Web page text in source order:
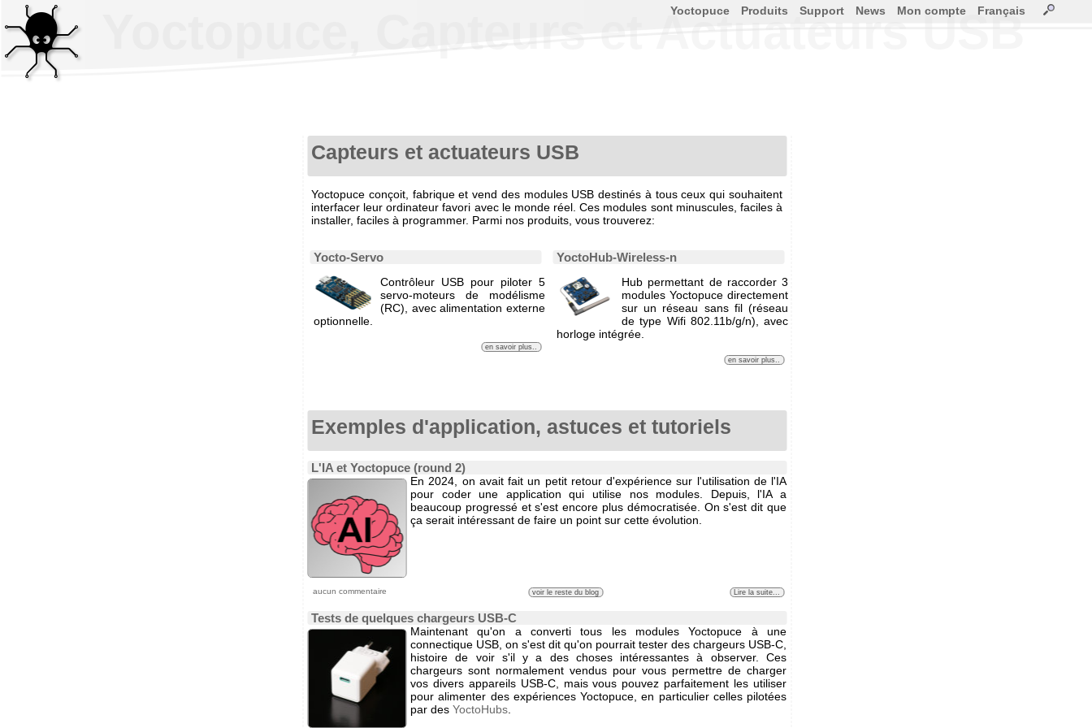
Yoctopuce, Capteurs et Actuateurs USB
Capteurs et actuateurs USB
Yoctopuce conçoit, fabrique et vend des modules USB destinés à tous ceux qui souhaitent
interfacer leur ordinateur favori avec le monde réel. Ces modules sont minuscules, faciles à
installer, faciles à programmer. Parmi nos produits, vous trouverez:
Yocto-Servo
Contrôleur USB pour piloter 5
servo-moteurs de modélisme
(RC), avec alimentation externe
optionnelle.
en savoir plus..
YoctoHub-Wireless-n
Hub permettant de raccorder 3
modules Yoctopuce directement
sur un réseau sans fil (réseau
de type Wifi 802.11b/g/n), avec
horloge intégrée.
en savoir plus..
Exemples d'application, astuces et tutoriels
L'IA et Yoctopuce (round 2)
En 2024, on avait fait un petit retour d'expérience sur l'utilisation de l'IA
pour coder une application qui utilise nos modules. Depuis, l'IA a
beaucoup progressé et s'est encore plus démocratisée. On s'est dit que
ça serait intéressant de faire un point sur cette évolution.
aucun commentaire voir le reste du blog Lire la suite...
Tests de quelques chargeurs USB-C
Maintenant qu'on a converti tous les modules Yoctopuce à une
connectique USB, on s'est dit qu'on pourrait tester des chargeurs USB-C,
histoire de voir s'il y a des choses intéressantes à observer. Ces
chargeurs sont normalement vendus pour vous permettre de charger
vos divers appareils USB-C, mais vous pouvez parfaitement les utiliser
pour alimenter des expériences Yoctopuce, en particulier celles pilotées
par des YoctoHubs.
Yoctopuce Produits Support News Mon compte Français